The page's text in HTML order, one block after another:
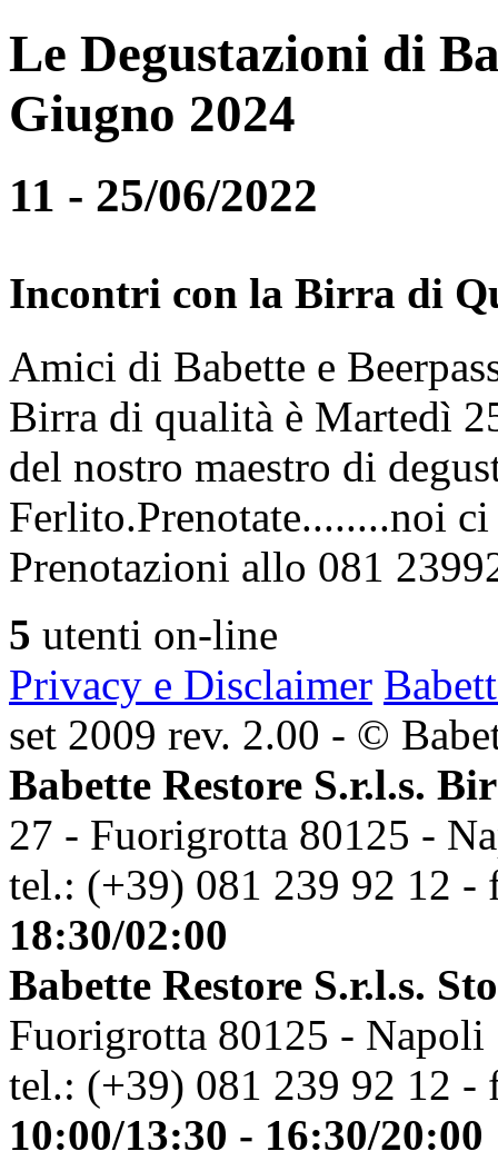
Le Degustazioni di
Giugno 2024
11 - 25/06/2022
Incontri con la Birra di
Amici di Babette e
Birra di qualità è Martedì
del nostro maestro di
Ferlito.Prenotate........noi
Prenotazioni allo 081
5 utenti on-line
Privacy e Disclaimer
set 2009 rev. 2.00 - ©
Babette Restore S.r.l.s.
27 - Fuorigrotta 80125 -
tel.: (+39) 081 239 92 12 -
18:30/02:00
Babette Restore S.r.l.s.
Fuorigrotta 80125 - Napoli
tel.: (+39) 081 239 92 12 -
10:00/13:30 - 16:30/20:00